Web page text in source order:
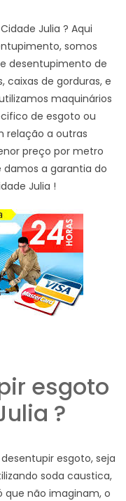
Julia ? Aqui
somos
desentupimento de
caixas de gorduras, e
maquinários
de esgoto ou
relação a outras
preço por metro
a garantia do
Julia !
esgoto
?
esgoto, seja
soda caustica,
que não imaginam, o